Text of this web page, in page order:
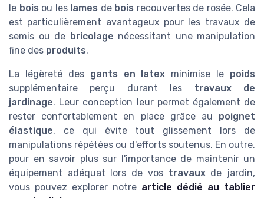
le bois ou les lames de bois recouvertes de rosée. Cela
est particulièrement avantageux pour les travaux de
semis ou de bricolage nécessitant une manipulation
fine des produits.
La légèreté des gants en latex minimise le poids
supplémentaire perçu durant les travaux de
jardinage. Leur conception leur permet également de
rester confortablement en place grâce au poignet
élastique, ce qui évite tout glissement lors de
manipulations répétées ou d'efforts soutenus. En outre,
pour en savoir plus sur l'importance de maintenir un
équipement adéquat lors de vos travauxde jardin,
vous pouvez explorer notre article dédié au tablier